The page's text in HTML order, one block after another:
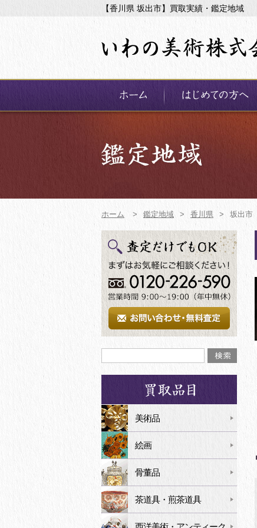
【香川県 坂出市】買取実績・鑑定地域
ホーム > 鑑定地域 > 香川県 > 坂出市
美術品
絵画
骨董品
茶道具・煎茶道具